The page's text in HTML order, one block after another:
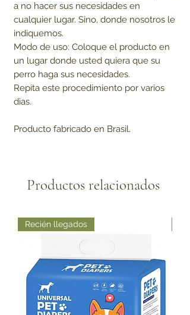
a no hacer sus necesidades en
cualquier lugar. Sino, donde nosotros le
indiquemos.
Modo de uso: Coloque el producto en
un lugar donde usted quiera que su
perro haga sus necesidades.
Repita este procedimiento por varios
dias.
Producto fabricado en Brasil.
Productos relacionados
Recién llegados